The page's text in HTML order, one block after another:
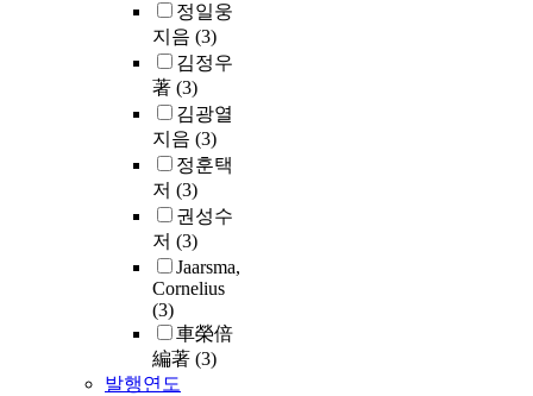
정일웅
지음 (3)
김정우
著 (3)
김광열
지음 (3)
정훈택
저 (3)
권성수
저 (3)
Jaarsma,
Cornelius
(3)
車榮倍
編著 (3)
발행연도